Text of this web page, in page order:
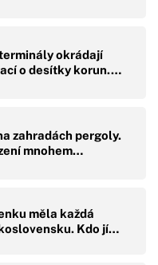
okrádají
o desítky korun.…
zahradách pergoly.
mnohem…
měla každá
Kdo jí…